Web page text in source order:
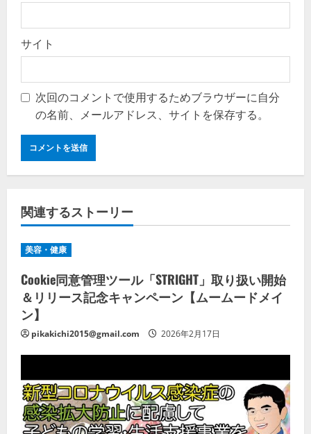
サイト
次回のコメントで使用するためブラウザーに自分
の名前、メールアドレス、サイトを保存する。
関連するストーリー
美容・健康
Cookie同意管理ツール「STRIGHT」取り扱い開始
＆リリース記念キャンペーン【ムームードメイ
ン】
pikakichi2015@gmail.com 2026年2月17日